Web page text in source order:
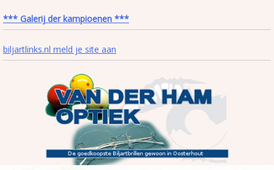
*** Galerij der kampioenen ***
biljartlinks.nl meld je site aan